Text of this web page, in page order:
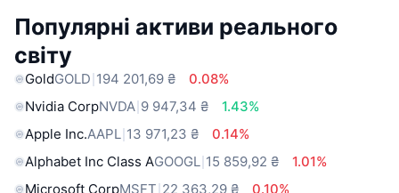
Популярні активи реального
світу
GoldGOLD 194 201,69 ₴
0.08%
Nvidia CorpNVDA 9 947,34 ₴
1.43%
Apple Inc.AAPL 13 971,23 ₴
0.14%
Alphabet Inc Class AGOOGL 15 859,92 ₴
1.01%
Microsoft CorpMSFT 22 363,29 ₴
0.10%